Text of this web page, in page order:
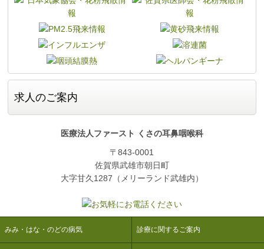
求人のご案内
医療法人ファースト くさの耳鼻咽喉科
〒843-0001
佐賀県武雄市朝日町
大字甘久1287（メリーランド武雄内）
みみ・はな・のどの病気 診療に関するご案内